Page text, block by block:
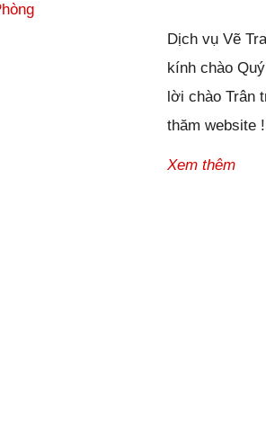
Dịch vụ Vẽ
kính chào
lời chào Trân
thăm website
Xem thêm